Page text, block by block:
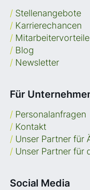
/ Stellenangebote
/ Karrierechancen
/ Mitarbeitervorteile
/ Blog
/ Newsletter
Für
/ Personalanfragen
/ Kontakt
/ Unser Partner für
/ Unser Partner für
Social Media